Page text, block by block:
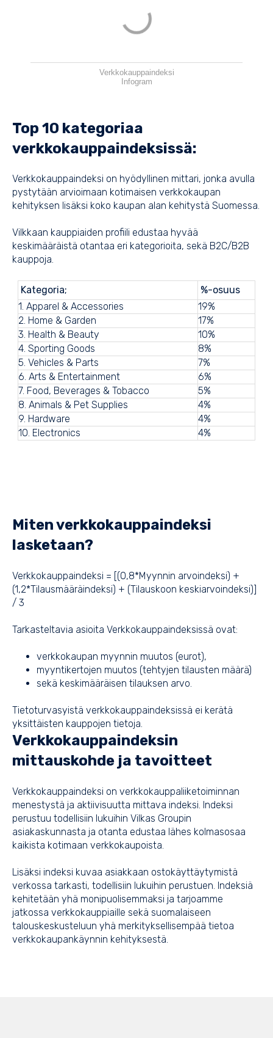
Verkkokauppaindeksi
Infogram
Top 10 kategoriaa
verkkokauppaindeksissä:
Verkkokauppaindeksi on hyödyllinen mittari, jonka avulla
pystytään arvioimaan kotimaisen verkkokaupan
kehityksen lisäksi koko kaupan alan kehitystä Suomessa.
Vilkkaan kauppiaiden profiili edustaa hyvää
keskimääräistä otantaa eri kategorioita, sekä B2C/B2B
kauppoja.
Kategoria;
%-osuus
1. Apparel & Accessories
19%
2. Home & Garden
17%
3. Health & Beauty
10%
4. Sporting Goods
8%
5. Vehicles & Parts
7%
6. Arts & Entertainment
6%
7. Food, Beverages & Tobacco
5%
8. Animals & Pet Supplies
4%
9. Hardware
4%
10. Electronics
4%
Miten verkkokauppaindeksi
lasketaan?
Verkkokauppaindeksi = [(0,8*Myynnin arvoindeksi) +
(1,2*Tilausmääräindeksi) + (Tilauskoon keskiarvoindeksi)]
/ 3
Tarkasteltavia asioita Verkkokauppaindeksissä ovat:
verkkokaupan myynnin muutos (eurot),
myyntikertojen muutos (tehtyjen tilausten määrä)
sekä keskimääräisen tilauksen arvo.
Tietoturvasyistä verkkokauppaindeksissä ei kerätä
yksittäisten kauppojen tietoja.
Verkkokauppaindeksin
mittauskohde ja tavoitteet
Verkkokauppaindeksi on verkkokauppaliiketoiminnan
menestystä ja aktiivisuutta mittava indeksi. Indeksi
perustuu todellisiin lukuihin Vilkas Groupin
asiakaskunnasta ja otanta edustaa lähes kolmasosaa
kaikista kotimaan verkkokaupoista.
Lisäksi indeksi kuvaa asiakkaan ostokäyttäytymistä
verkossa tarkasti, todellisiin lukuihin perustuen. Indeksiä
kehitetään yhä monipuolisemmaksi ja tarjoamme
jatkossa verkkokauppiaille sekä suomalaiseen
talouskeskusteluun yhä merkityksellisempää tietoa
verkkokaupankäynnin kehityksestä.